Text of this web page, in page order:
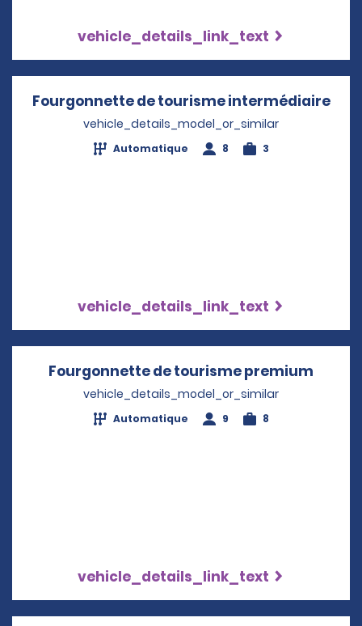
vehicle_details_link_text
Fourgonnette de tourisme intermédiaire
vehicle_details_model_or_similar
Automatique 8 3
vehicle_details_link_text
Fourgonnette de tourisme premium
vehicle_details_model_or_similar
Automatique 9 8
vehicle_details_link_text